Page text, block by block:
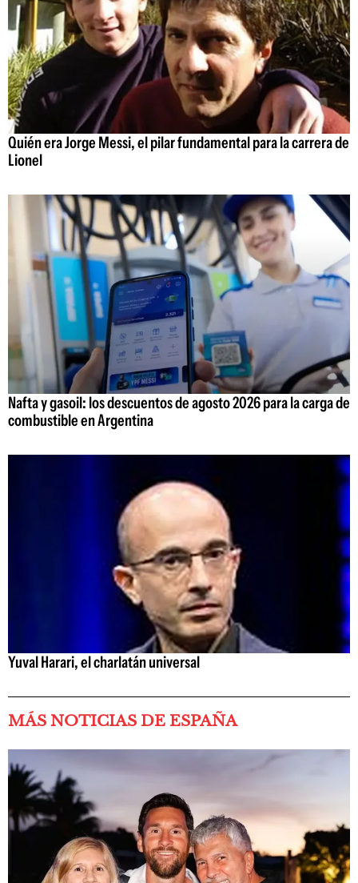
Quién era Jorge Messi, el pilar fundamental para la carrera de
Lionel
Nafta y gasoil: los descuentos de agosto 2026 para la carga de
combustible en Argentina
Yuval Harari, el charlatán universal
MÁS NOTICIAS DE ESPAÑA